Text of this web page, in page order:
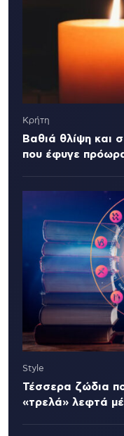
Κρήτη
Βαθιά θλίψη και
που έφυγε
Style
Τέσσερα ζώδια
«τρελά» λεφτά